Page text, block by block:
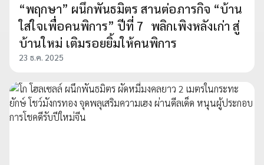
“พฤกษา” ผนึกพันธมิตร สานต่อภารกิจ “บ้าน
ใส่ใจเพื่อคนพิการ” ปีที่ 7 พลิกเพิงหลังเก่า สู่
บ้านใหม่ เติมรอยยิ้มให้คนพิการ
23 ธ.ค. 2025